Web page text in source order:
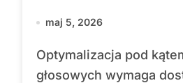
maj 5, 2026
Optymalizacja pod kątem wyszukiwań
głosowych wymaga